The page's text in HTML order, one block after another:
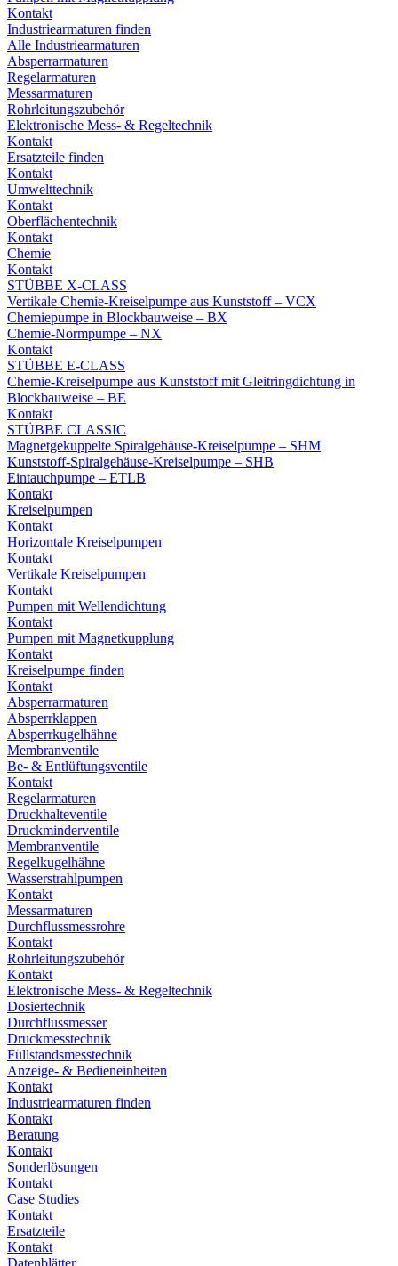
Kontakt
Industriearmaturen finden
Alle Industriearmaturen
Absperrarmaturen
Regelarmaturen
Messarmaturen
Rohrleitungszubehör
Elektronische Mess- & Regeltechnik
Kontakt
Ersatzteile finden
Kontakt
Umwelttechnik
Kontakt
Oberflächentechnik
Kontakt
Chemie
Kontakt
STÜBBE X-CLASS
Vertikale Chemie-Kreiselpumpe aus Kunststoff – VCX
Chemiepumpe in Blockbauweise – BX
Chemie-Normpumpe – NX
Kontakt
STÜBBE E-CLASS
Chemie-Kreiselpumpe aus Kunststoff mit Gleitringdichtung in
Blockbauweise – BE
Kontakt
STÜBBE CLASSIC
Magnetgekuppelte Spiralgehäuse-Kreiselpumpe – SHM
Kunststoff-Spiralgehäuse-Kreiselpumpe – SHB
Eintauchpumpe – ETLB
Kontakt
Kreiselpumpen
Kontakt
Horizontale Kreiselpumpen
Kontakt
Vertikale Kreiselpumpen
Kontakt
Pumpen mit Wellendichtung
Kontakt
Pumpen mit Magnetkupplung
Kontakt
Kreiselpumpe finden
Kontakt
Absperrarmaturen
Absperrklappen
Absperrkugelhähne
Membranventile
Be- & Entlüftungsventile
Kontakt
Regelarmaturen
Druckhalteventile
Druckminderventile
Membranventile
Regelkugelhähne
Wasserstrahlpumpen
Kontakt
Messarmaturen
Durchflussmessrohre
Kontakt
Rohrleitungszubehör
Kontakt
Elektronische Mess- & Regeltechnik
Dosiertechnik
Durchflussmesser
Druckmesstechnik
Füllstandsmesstechnik
Anzeige- & Bedieneinheiten
Kontakt
Industriearmaturen finden
Kontakt
Beratung
Kontakt
Sonderlösungen
Kontakt
Case Studies
Kontakt
Ersatzteile
Kontakt